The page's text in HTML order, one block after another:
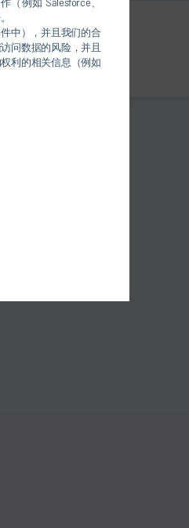
中），并且我们的合
问数据的风险，并且
利的相关信息（例如
Print
Share